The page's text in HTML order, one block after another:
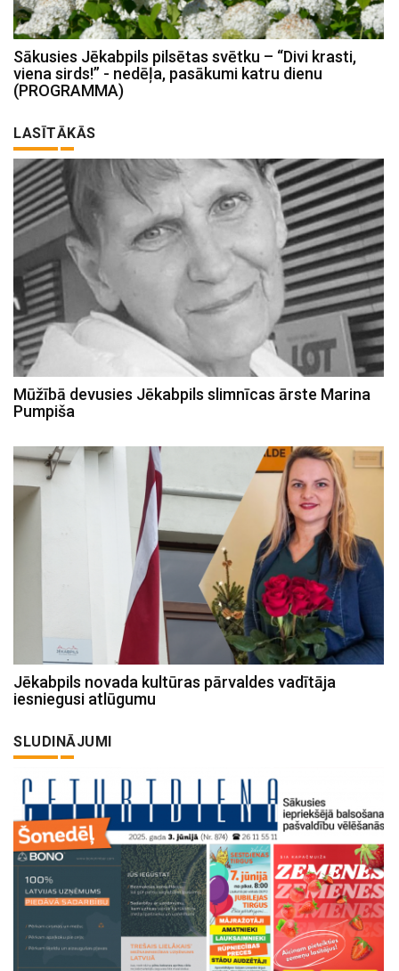
Sākusies Jēkabpils pilsētas svētku – “Divi krasti,
viena sirds!” - nedēļa, pasākumi katru dienu
(PROGRAMMA)
LASĪTĀKĀS
Mūžībā devusies Jēkabpils slimnīcas ārste Marina
Pumpiša
Jēkabpils novada kultūras pārvaldes vadītāja
iesniegusi atlūgumu
SLUDINĀJUMI